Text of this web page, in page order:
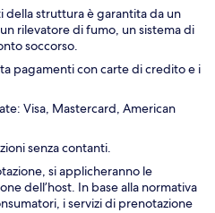
della struttura è garantita da un
rilevatore di fumo, un sistema di
soccorso.
pagamenti con carte di credito e i
Visa, Mastercard, American
senza contanti.
si applicheranno le
dell’host. In base alla normativa
i servizi di prenotazione